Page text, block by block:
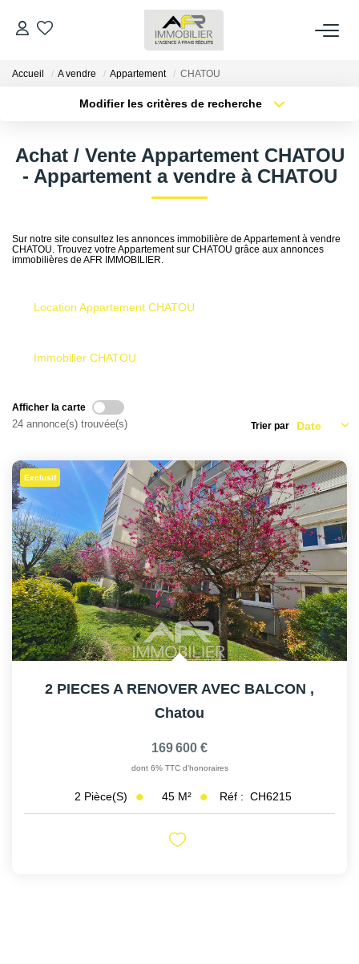
ACHETER
ESTIMER
Qui Sommes Nous
AFR IMMOBILIER Carrières-Sur-Seine
AFR IMMOBILIER Chatou - Transaction
AFR IMMOBILIER Sartrouville
CONTACT
Accueil A vendre Appartement CHATOU
Modifier les critères de recherche
Sélectionnez...
Type de bien
Surface min
Créer une alerte
Achat / Vente Appartement CHATOU
- Appartement a vendre à CHATOU
Sur notre site consultez les annonces immobilière de Appartement à vendre
CHATOU. Trouvez votre Appartement sur CHATOU grâce aux annonces
immobilières de AFR IMMOBILIER.
Location Appartement CHATOU
Immobilier CHATOU
Afficher la carte
24 annonce(s) trouvée(s) Trier par
Exclusif
2 PIECES A RENOVER AVEC BALCON ,
Chatou
169 600 €
dont 6% TTC d'honoraires
2 Pièce(s) 45 M² Réf : CH6215